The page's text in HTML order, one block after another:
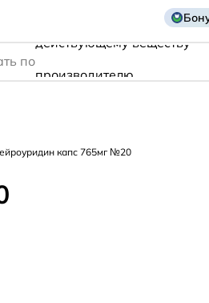
по
действующему веществу
производителю
капс 765мг №20